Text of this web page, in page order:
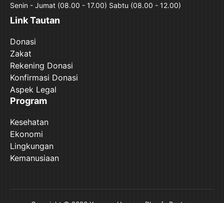
Senin - Jumat (08.00 - 17.00) Sabtu (08.00 - 12.00)
Link Tautan
Donasi
Zakat
Rekening Donasi
Konfirmasi Donasi
Aspek Legal
Program
Kesehatan
Ekonomi
Lingkungan
Kemanusiaan